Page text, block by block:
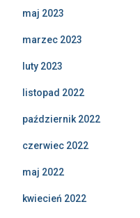
maj 2023
marzec 2023
luty 2023
listopad 2022
październik 2022
czerwiec 2022
maj 2022
kwiecień 2022